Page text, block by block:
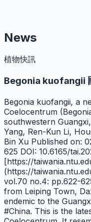
News
植物快訊
Begonia kuofangii
Begonia kuofangii, a
Coelocentrum
southwestern
Yang, Ren-Kun Li,
Bin Xu Published on:
625 DOI: 10.6165/
[https://
(https://
vol.70 no.4: pp.622-
from Leiping Town,
endemic to the
#China. This is the